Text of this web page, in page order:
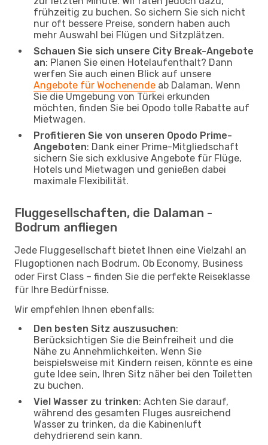
frühzeitig zu buchen. So sichern Sie sich nicht
nur oft bessere Preise, sondern haben auch
mehr Auswahl bei Flügen und Sitzplätzen.
Schauen Sie sich unsere City Break-Angebote
an: Planen Sie einen Hotelaufenthalt? Dann
werfen Sie auch einen Blick auf unsere
Angebote für Wochenende ab Dalaman. Wenn
Sie die Umgebung von Türkei erkunden
möchten, finden Sie bei Opodo tolle Rabatte auf
Mietwagen.
Profitieren Sie von unseren Opodo Prime-
Angeboten: Dank einer Prime-Mitgliedschaft
sichern Sie sich exklusive Angebote für Flüge,
Hotels und Mietwagen und genießen dabei
maximale Flexibilität.
Fluggesellschaften, die Dalaman -
Bodrum anfliegen
Jede Fluggesellschaft bietet Ihnen eine Vielzahl an
Flugoptionen nach Bodrum. Ob Economy, Business
oder First Class – finden Sie die perfekte Reiseklasse
für Ihre Bedürfnisse.
Wir empfehlen Ihnen ebenfalls:
Den besten Sitz auszusuchen:
Berücksichtigen Sie die Beinfreiheit und die
Nähe zu Annehmlichkeiten. Wenn Sie
beispielsweise mit Kindern reisen, könnte es eine
gute Idee sein, Ihren Sitz näher bei den Toiletten
zu buchen.
Viel Wasser zu trinken: Achten Sie darauf,
während des gesamten Fluges ausreichend
Wasser zu trinken, da die Kabinenluft
dehydrierend sein kann.